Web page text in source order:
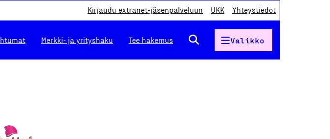
Kirjaudu extranet-jäsenpalveluun UKK Yhteystiedot
Merkki- ja yrityshaku Tee hakemus Valikko